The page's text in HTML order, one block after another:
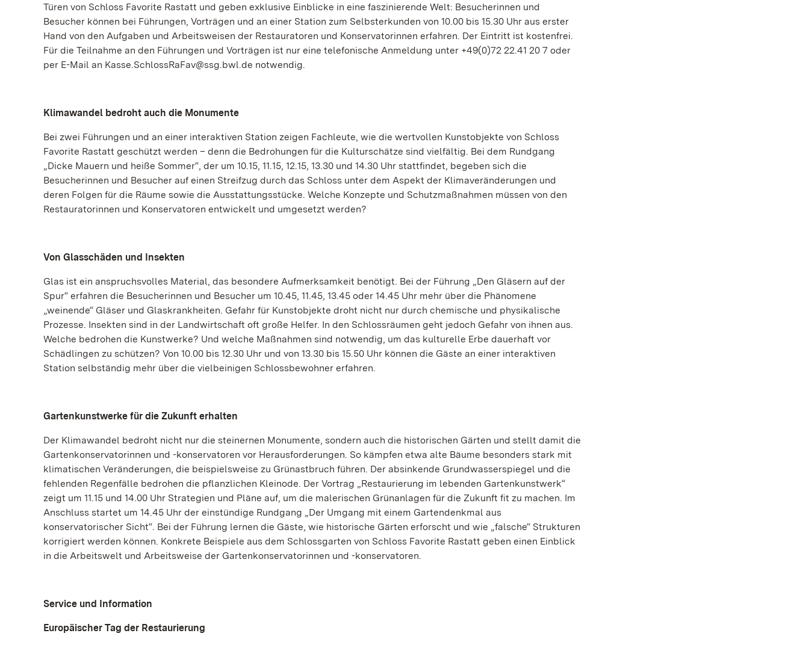
Türen von Schloss Favorite Rastatt und geben exklusive Einblicke in eine faszinierende Welt: Besucherinnen und
Besucher können bei Führungen, Vorträgen und an einer Station zum Selbsterkunden von 10.00 bis 15.30 Uhr aus erster
Hand von den Aufgaben und Arbeitsweisen der Restauratoren und Konservatorinnen erfahren. Der Eintritt ist kostenfrei.
Für die Teilnahme an den Führungen und Vorträgen ist nur eine telefonische Anmeldung unter +49(0)72 22.41 20 7 oder
per E-Mail an Kasse.SchlossRaFav@ssg.bwl.de notwendig.
Klimawandel bedroht auch die Monumente
Bei zwei Führungen und an einer interaktiven Station zeigen Fachleute, wie die wertvollen Kunstobjekte von Schloss
Favorite Rastatt geschützt werden – denn die Bedrohungen für die Kulturschätze sind vielfältig. Bei dem Rundgang
„Dicke Mauern und heiße Sommer“, der um 10.15, 11.15, 12.15, 13.30 und 14.30 Uhr stattfindet, begeben sich die
Besucherinnen und Besucher auf einen Streifzug durch das Schloss unter dem Aspekt der Klimaveränderungen und
deren Folgen für die Räume sowie die Ausstattungsstücke. Welche Konzepte und Schutzmaßnahmen müssen von den
Restauratorinnen und Konservatoren entwickelt und umgesetzt werden?
Von Glasschäden und Insekten
Glas ist ein anspruchsvolles Material, das besondere Aufmerksamkeit benötigt. Bei der Führung „Den Gläsern auf der
Spur“ erfahren die Besucherinnen und Besucher um 10.45, 11.45, 13.45 oder 14.45 Uhr mehr über die Phänomene
„weinende“ Gläser und Glaskrankheiten. Gefahr für Kunstobjekte droht nicht nur durch chemische und physikalische
Prozesse. Insekten sind in der Landwirtschaft oft große Helfer. In den Schlossräumen geht jedoch Gefahr von ihnen aus.
Welche bedrohen die Kunstwerke? Und welche Maßnahmen sind notwendig, um das kulturelle Erbe dauerhaft vor
Schädlingen zu schützen? Von 10.00 bis 12.30 Uhr und von 13.30 bis 15.50 Uhr können die Gäste an einer interaktiven
Station selbständig mehr über die vielbeinigen Schlossbewohner erfahren.
Gartenkunstwerke für die Zukunft erhalten
Der Klimawandel bedroht nicht nur die steinernen Monumente, sondern auch die historischen Gärten und stellt damit die
Gartenkonservatorinnen und -konservatoren vor Herausforderungen. So kämpfen etwa alte Bäume besonders stark mit
klimatischen Veränderungen, die beispielsweise zu Grünastbruch führen. Der absinkende Grundwasserspiegel und die
fehlenden Regenfälle bedrohen die pflanzlichen Kleinode. Der Vortrag „Restaurierung im lebenden Gartenkunstwerk“
zeigt um 11.15 und 14.00 Uhr Strategien und Pläne auf, um die malerischen Grünanlagen für die Zukunft fit zu machen. Im
Anschluss startet um 14.45 Uhr der einstündige Rundgang „Der Umgang mit einem Gartendenkmal aus
konservatorischer Sicht“. Bei der Führung lernen die Gäste, wie historische Gärten erforscht und wie „falsche“ Strukturen
korrigiert werden können. Konkrete Beispiele aus dem Schlossgarten von Schloss Favorite Rastatt geben einen Einblick
in die Arbeitswelt und Arbeitsweise der Gartenkonservatorinnen und -konservatoren.
Service und Information
Europäischer Tag der Restaurierung